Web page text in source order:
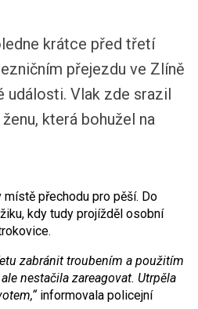
krátce před třetí
přejezdu ve Zlíně
události. Vlak zde srazil
která bohužel na
přechodu pro pěší. Do
kdy tudy projížděl osobní
zabránit troubením a použitím
nestačila zareagovat. Utrpěla
informovala policejní